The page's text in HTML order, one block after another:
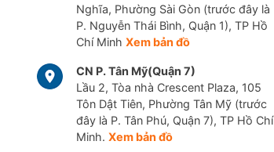
Nghĩa, Phường Sài Gòn (trước đây là
P. Nguyễn Thái Bình, Quận 1), TP Hồ
Chí Minh Xem bản đồ
CN P. Tân Mỹ(Quận 7)
Lầu 2, Tòa nhà Crescent Plaza, 105
Tôn Dật Tiên, Phường Tân Mỹ (trước
đây là P. Tân Phú, Quận 7), TP Hồ Chí
Minh. Xem bản đồ